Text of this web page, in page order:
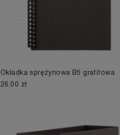
Okładka sprężynowa B5 grafitowa
26,00 zł